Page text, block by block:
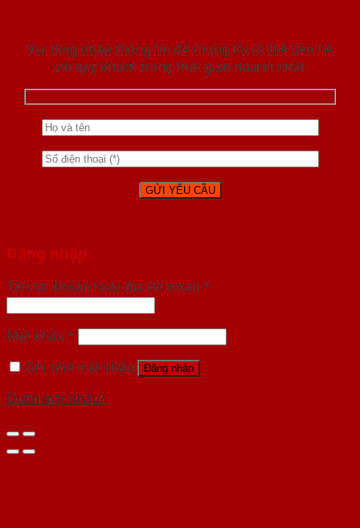
Vui lòng nhập thông tin để chúng tôi có thể liên hệ
với quý khách trong thời gian nhanh nhất.
Đăng nhập
Tên tài khoản hoặc địa chỉ email *
Mật khẩu *
Ghi nhớ mật khẩu
Đăng nhập
Quên mật khẩu?